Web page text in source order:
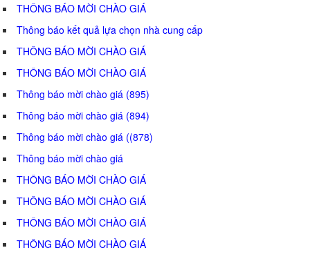
THÔNG BÁO MỜI CHÀO GIÁ
Thông báo kết quả lựa chọn nhà cung cấp
THÔNG BÁO MỜI CHÀO GIÁ
THÔNG BÁO MỜI CHÀO GIÁ
Thông báo mời chào giá (895)
Thông báo mời chào giá (894)
Thông báo mời chào giá ((878)
Thông báo mời chào giá
THÔNG BÁO MỜI CHÀO GIÁ
THÔNG BÁO MỜI CHÀO GIÁ
THÔNG BÁO MỜI CHÀO GIÁ
THÔNG BÁO MỜI CHÀO GIÁ